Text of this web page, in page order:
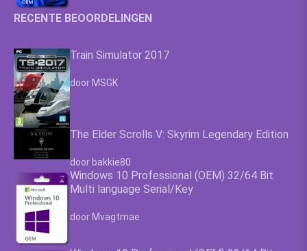
RECENTE BEOORDELINGEN
Train Simulator 2017
Waardering
door MSGK
The Elder Scrolls V: Skyrim Legendary Edition
Waardering4.63
door bakkie80
Windows 10 Professional (OEM) 32/64 Bit
Multi language Serial/Key
Waardering4.63
door Mvagtmae